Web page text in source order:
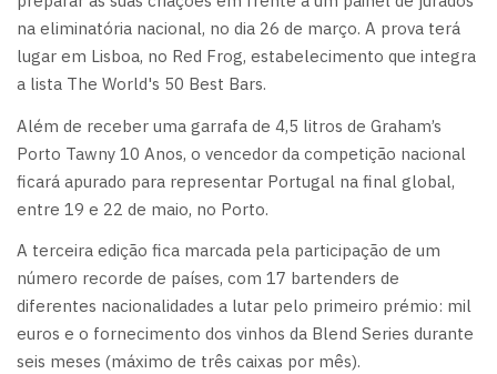
na eliminatória nacional, no dia 26 de março. A prova terá
lugar em Lisboa, no Red Frog, estabelecimento que integra
a lista The World's 50 Best Bars.
Além de receber uma garrafa de 4,5 litros de Graham’s
Porto Tawny 10 Anos, o vencedor da competição nacional
ficará apurado para representar Portugal na final global,
entre 19 e 22 de maio, no Porto.
A terceira edição fica marcada pela participação de um
número recorde de países, com 17 bartenders de
diferentes nacionalidades a lutar pelo primeiro prémio: mil
euros e o fornecimento dos vinhos da Blend Series durante
seis meses (máximo de três caixas por mês).